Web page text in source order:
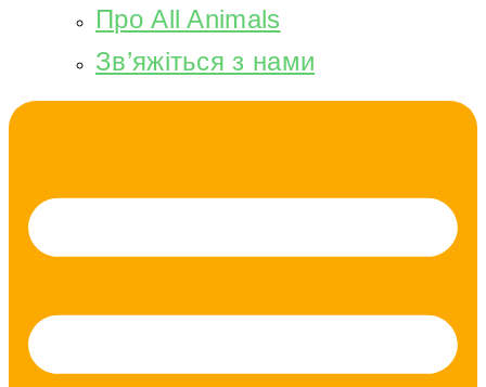
Про All Animals
Зв’яжіться з нами